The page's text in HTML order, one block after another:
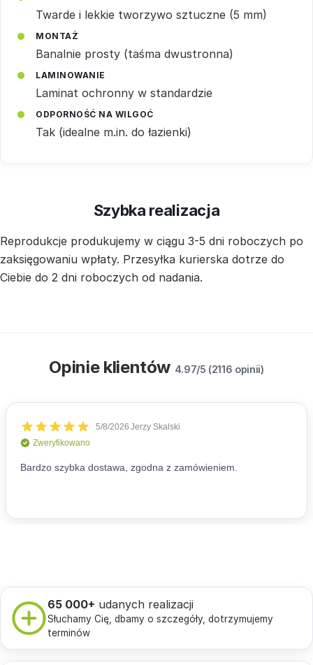
Twarde i lekkie tworzywo sztuczne (5 mm)
MONTAŻ
Banalnie prosty (taśma dwustronna)
LAMINOWANIE
Laminat ochronny w standardzie
ODPORNOŚĆ NA WILGOĆ
Tak (idealne m.in. do łazienki)
Szybka realizacja
Reprodukcje produkujemy w ciągu 3-5 dni roboczych po
zaksięgowaniu wpłaty. Przesyłka kurierska dotrze do
Ciebie do 2 dni roboczych od nadania.
Opinie klientów 4.97/5 (2116 opinii)
65 000+ udanych realizacji
Słuchamy Cię, dbamy o szczegóły, dotrzymujemy
terminów